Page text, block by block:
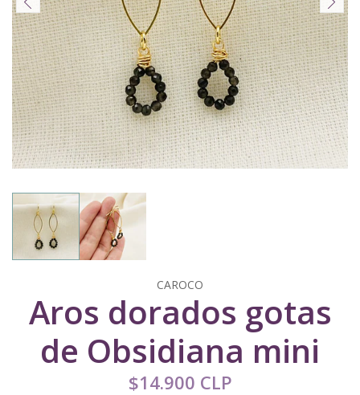
CAROCO
Aros dorados gotas
de Obsidiana mini
$14.900 CLP